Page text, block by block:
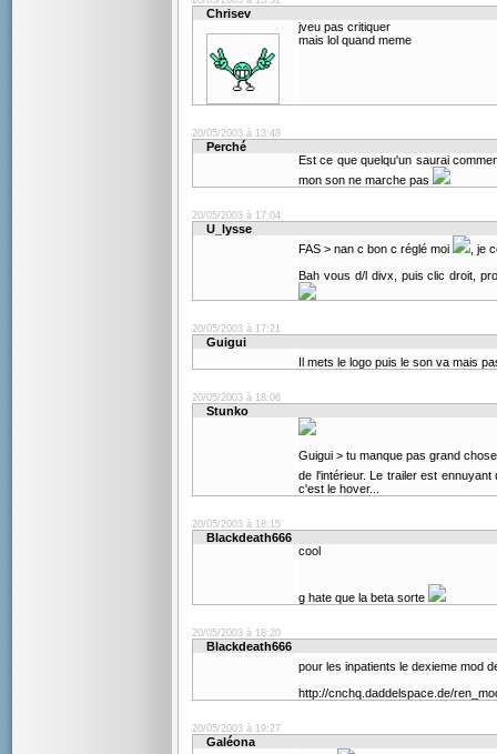
Chrisev
jveu pas critiquer
mais lol quand meme
20/05/2003 à 13:48
Perché
Est ce que quelqu'un saurai
mon son ne marche pas
20/05/2003 à 17:04
U_lysse
FAS > nan c bon c réglé moi
, je
Bah vous d/l divx, puis clic droit,
20/05/2003 à 17:21
Guigui
Il mets le logo puis le son va mais
20/05/2003 à 18:06
Stunko
Guigui > tu manque pas grand
de l'intérieur. Le trailer est
c'est le hover...
20/05/2003 à 18:15
Blackdeath666
cool
g hate que la beta sorte
20/05/2003 à 18:20
Blackdeath666
pour les inpatients le dexieme mod
http://cnchq.daddelspace.de/
20/05/2003 à 19:27
Galéona